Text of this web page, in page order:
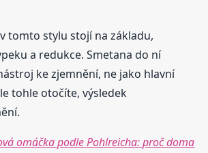
tomto stylu stojí na základu,
a redukce. Smetana do ní
ke zjemnění, ne jako hlavní
tohle otočíte, výsledek
omáčka podle Pohlreicha: proč doma